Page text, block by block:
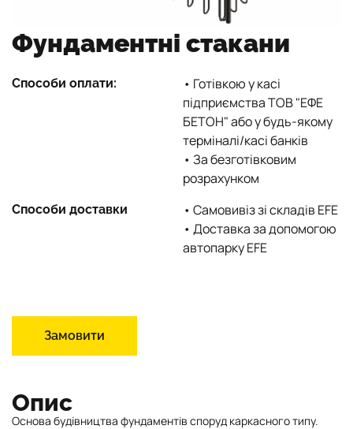
Фундаментні стакани
Способи оплати:
• Готівкою у касі
підприємства ТОВ "ЕФЕ
БЕТОН" або у будь-якому
терміналі/касі банків
• За безготівковим
розрахунком
Способи доставки
• Самовивіз зі складів EFE
• Доставка за допомогою
автопарку EFE
Замовити
Опис
Основа будівництва фундаментів споруд каркасного типу.